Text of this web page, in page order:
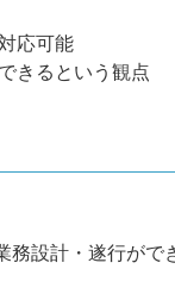
応可能
きるという観点
設計・遂行がで